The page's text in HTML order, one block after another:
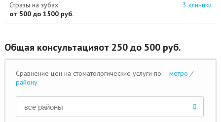
Стразы на зубах
3 клиники
от 500 до 1500 руб.
Общая консультацияот 250 до 500 руб.
Сравнение цен на стоматологические услуги пометро /
району